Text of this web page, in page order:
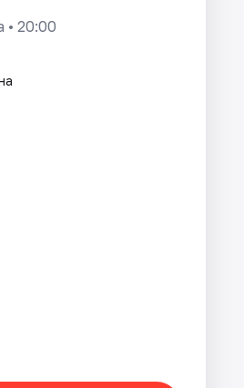
• 20:00